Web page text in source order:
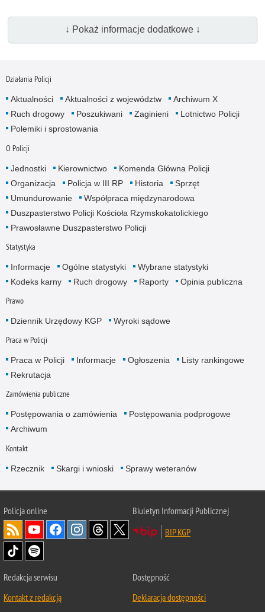
↓ Pokaż informacje dodatkowe ↓
Działania Policji
Aktualności Aktualności z województw
Archiwum X
Ruch drogowy
Poszukiwani Zaginieni
Lotnictwo Policji
Polemiki i sprostowania
O Policji
Jednostki Kierownictwo
Komenda Główna Policji
Organizacja
Policja w III RP Historia
Sprzęt
Umundurowanie
Współpraca międzynarodowa
Duszpasterstwo Policji Kościoła Rzymskokatolickiego
Prawosławne Duszpasterstwo Policji
Statystyka
Informacje Ogólne statystyki
Wybrane statystyki
Kodeks karny
Ruch drogowy Raporty Opinia publiczna
Prawo
Dziennik Urzędowy KGP Wyroki sądowe
Praca w Policji
Praca w Policji Informacje Ogłoszenia
Listy rankingowe
Rekrutacja
Zamówienia publiczne
Postępowania o zamówienia
Postępowania podprogowe
Archiwum
Kontakt
Rzecznik Skargi i wnioski Sprawy weteranów
Policjaonline
Biuletyn Informacji Publicznej
BIP KGP
Redakcja serwisu
Kontakt z redakcją
Dostępność
Deklaracja dostępności